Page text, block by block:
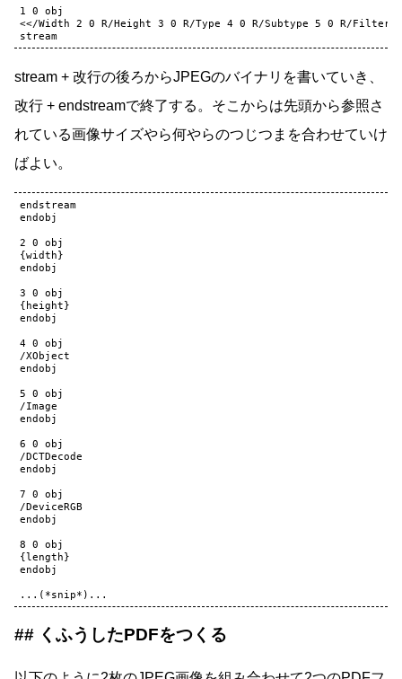
1 0 obj
<</Width 2 0 R/Height 3 0 R/Type 4 0 R/Subtype 5 0 R/Filter 6
stream
stream + 改行の後ろからJPEGのバイナリを書いていき、
改行 + endstreamで終了する。そこからは先頭から参照さ
れている画像サイズやら何やらのつじつまを合わせていけ
ばよい。
endstream
endobj
2 0 obj
{width}
endobj
3 0 obj
{height}
endobj
4 0 obj
/XObject
endobj
5 0 obj
/Image
endobj
6 0 obj
/DCTDecode
endobj
7 0 obj
/DeviceRGB
endobj
8 0 obj
{length}
endobj
くふうしたPDFをつくる